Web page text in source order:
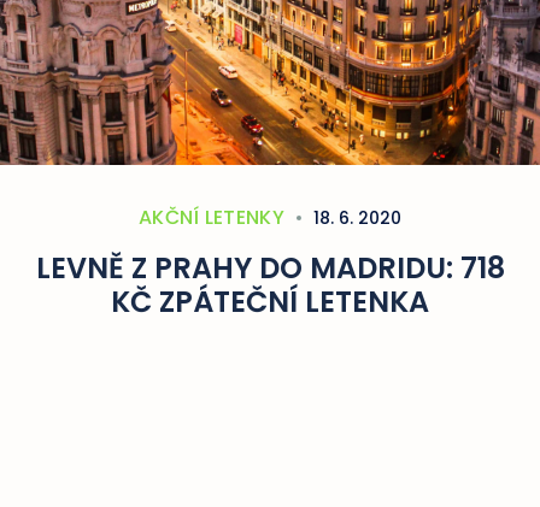
AKČNÍ LETENKY 18. 6. 2020
LEVNĚ Z PRAHY DO MADRIDU: 718
KČ ZPÁTEČNÍ LETENKA